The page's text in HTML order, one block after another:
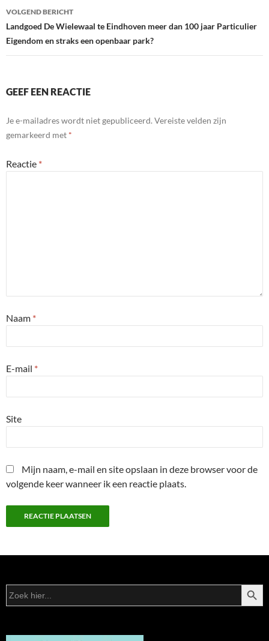
VOLGEND BERICHT
Landgoed De Wielewaal te Eindhoven meer dan 100 jaar Particulier
Eigendom en straks een openbaar park?
GEEF EEN REACTIE
Je e-mailadres wordt niet gepubliceerd. Vereiste velden zijn
gemarkeerd met *
Reactie *
Naam *
E-mail *
Site
Mijn naam, e-mail en site opslaan in deze browser voor de
volgende keer wanneer ik een reactie plaats.
Zoek
naar: